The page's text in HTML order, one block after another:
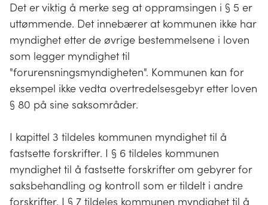
Det er viktig å merke seg at oppramsingen i § 5 er
uttømmende. Det innebærer at kommunen ikke har
myndighet etter de øvrige bestemmelsene i loven
som legger myndighet til
"forurensningsmyndigheten". Kommunen kan for
eksempel ikke vedta overtredelsesgebyr etter loven
§ 80 på sine saksområder.
I kapittel 3 tildeles kommunen myndighet til å
fastsette forskrifter. I § 6 tildeles kommunen
myndighet til å fastsette forskrifter om gebyrer for
saksbehandling og kontroll som er tildelt i andre
forskrifter. I § 7 tildeles kommunen myndighet til å